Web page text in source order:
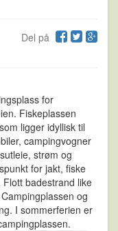
Del på
for
Fiskeplassen
ligger idyllisk til
campingvogner
strøm og
for jakt, fiske
badestrand like
og
I sommerferien er